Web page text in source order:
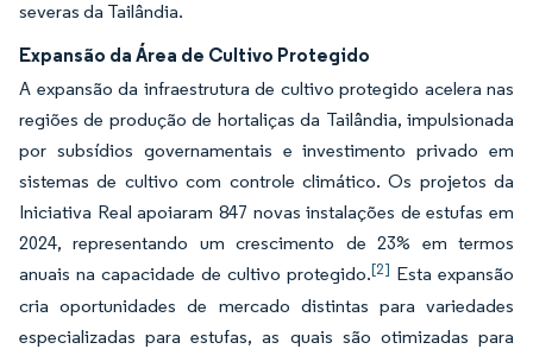
severas da Tailândia.
Expansão da Área de Cultivo Protegido
A expansão da infraestrutura de cultivo protegido acelera nas
regiões de produção de hortaliças da Tailândia, impulsionada
por subsídios governamentais e investimento privado em
sistemas de cultivo com controle climático. Os projetos da
Iniciativa Real apoiaram 847 novas instalações de estufas em
2024, representando um crescimento de 23% em termos
anuais na capacidade de cultivo protegido.[2] Esta expansão
cria oportunidades de mercado distintas para variedades
especializadas para estufas, as quais são otimizadas para